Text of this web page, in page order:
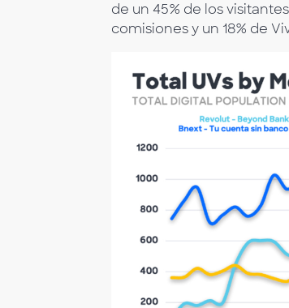
de un 45% de los
comisiones y un 18% de